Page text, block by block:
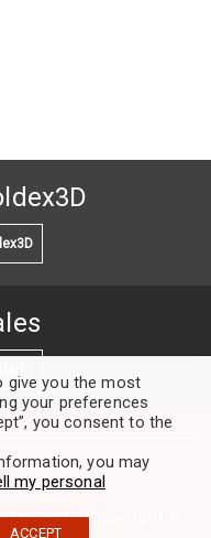
| Copyright ©
give you the most
your preferences
you consent to the
you may
my personal
ACCEPT